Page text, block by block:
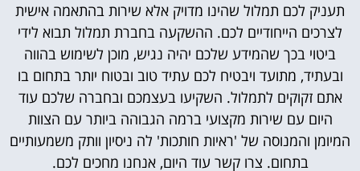
תעניק לכם תמלול שהינו מדויק אלא שירות בהתאמה אישית
לצרכים הייחודיים לכם. ההשקעה בחברת תמלול תבוא לידי
ביטוי בכך שהמידע שלכם יהיה נגיש, מוכן לשימוש בהווה
ובעתיד, מתועד ויבטיח לכם עתיד טוב ובטוח יותר בתחום בו
אתם זקוקים לתמלול. השקיעו בעצמכם ובחברה שלכם עוד
היום עם שירות מקצועי ברמה הגבוהה ביותר עם הצוות
המיומן והמנוסה של 'ראיות חותכות' לה ניסיון וותק משמעותיים
בתחום. צרו קשר עוד היום, אנחנו מחכים לכם.